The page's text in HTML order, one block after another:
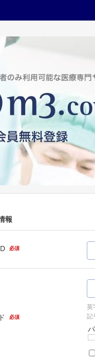
報
必須
必須
英
記